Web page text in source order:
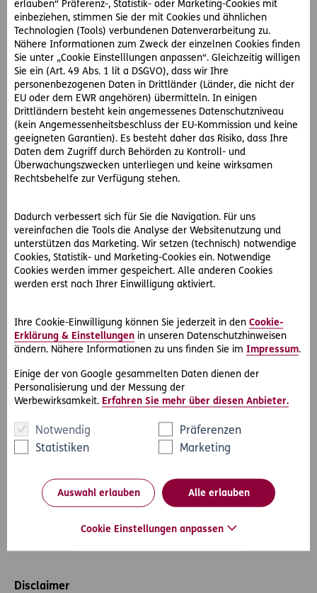
erlauben“ Präferenz-, Statistik- oder Marketing-Cookies mit
einbeziehen, stimmen Sie der mit Cookies und ähnlichen
Technologien (Tools) verbundenen Datenverarbeitung zu.
Nähere Informationen zum Zweck der einzelnen Cookies finden
Sie unter „Cookie Einstelllungen anpassen“. Gleichzeitig willigen
Sie ein (Art. 49 Abs. 1 lit a DSGVO), dass wir Ihre
personenbezogenen Daten in Drittländer (Länder, die nicht der
EU oder dem EWR angehören) übermitteln. In einigen
Drittländern besteht kein angemessenes Datenschutzniveau
(kein Angemessenheitsbeschluss der EU-Kommission und keine
geeigneten Garantien). Es besteht daher das Risiko, dass Ihre
Daten dem Zugriff durch Behörden zu Kontroll- und
Überwachungszwecken unterliegen und keine wirksamen
Rechtsbehelfe zur Verfügung stehen.
Dadurch verbessert sich für Sie die Navigation. Für uns
vereinfachen die Tools die Analyse der Websitenutzung und
unterstützen das Marketing. Wir setzen (technisch) notwendige
Cookies, Statistik- und Marketing-Cookies ein. Notwendige
Cookies werden immer gespeichert. Alle anderen Cookies
werden erst nach Ihrer Einwilligung aktiviert.
Ihre Cookie-Einwilligung können Sie jederzeit in den Cookie-
Erklärung & Einstellungen in unseren Datenschutzhinweisen
ändern. Nähere Informationen zu uns finden Sie im Impressum.
Einige der von Google gesammelten Daten dienen der
Personalisierung und der Messung der
Werbewirksamkeit. Erfahren Sie mehr über diesen Anbieter.
Notwendig
Präferenzen
Statistiken
Marketing
Auswahl erlauben Alle erlauben
Cookie Einstellungen anpassen
angeschlossene Makler, Agenturen und den
Direktvertrieb bietet sie ein kundenorientiertes,
bedarfsgerechtes Produktsortiment an Lebens-,
Kranken- und Schaden-/Unfallversicherungen für den
privaten sowie betrieblichen Bereich an.
Infos unter ergo-versicherung.at
Folgen Sie uns auch aufFacebook, Instagram,
TwitterundLinkedIn.
Werner Rack
Pressekontakt
ERGO Center
Businesspark Marximum / Objekt 3
Modecenterstraße 17
1110 Vienna
+43 1 274441180
Disclaimer